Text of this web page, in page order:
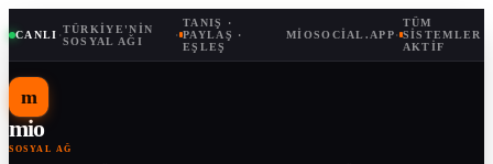
CANLI ·TÜRKIYE'NIN
SOSYAL AĞI
·
TANIŞ ·
PAYLAŞ ·
EŞLEŞ
MIOSOCIAL.APP·
TÜM
SISTEMLER
AKTIF
m
mio
SOSYAL AĞ